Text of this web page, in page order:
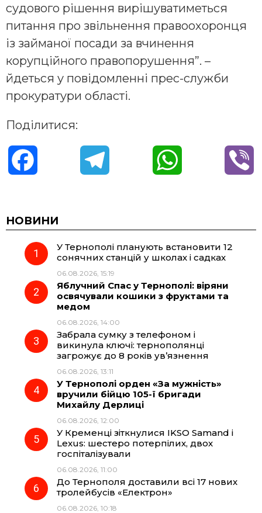
судового рішення вирішуватиметься
питання про звільнення правоохоронця
із займаної посади за вчинення
корупційного правопорушення”. –
йдеться у повідомленні прес-служби
прокуратури області.
Поділитися:
c
e
o
o
e
g
a
t
p
НОВИНИ
У Тернополі планують встановити 12
сонячних станцій у школах і садках
06.08.2026, 15:19
Яблучний Спас у Тернополі: віряни
освячували кошики з фруктами та
медом
06.08.2026, 14:00
Забрала сумку з телефоном і
викинула ключі: тернополянці
загрожує до 8 років ув’язнення
06.08.2026, 13:11
У Тернополі орден «За мужність»
вручили бійцю 105-ї бригади
Михайлу Дерлиці
06.08.2026, 12:00
У Кременці зіткнулися IKSO Samand і
Lexus: шестеро потерпілих, двох
госпіталізували
06.08.2026, 11:00
До Тернополя доставили всі 17 нових
тролейбусів «Електрон»
06.08.2026, 10:18